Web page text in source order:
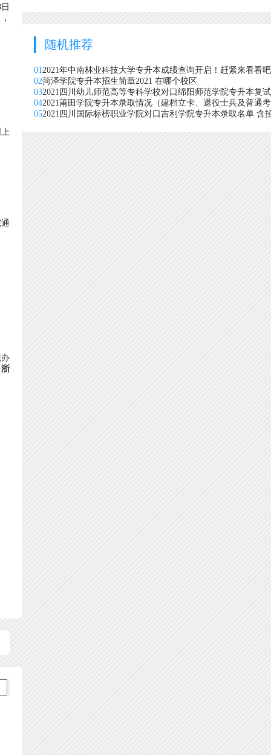
浙
随机推荐
012021年中南林业科技大学专升本成绩查询开启！赶紧来看看
02菏泽学院专升本招生简章2021 在哪个校区
032021四川幼儿师范高等专科学校对口绵阳师范学院专升本复
042021莆田学院专升本录取情况（建档立卡、退役士兵及普通
052021四川国际标榜职业学院对口吉利学院专升本录取名单 含